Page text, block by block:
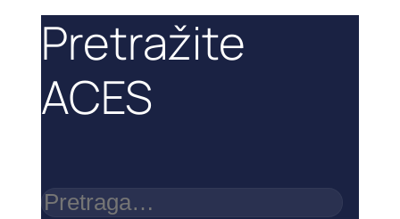
Pretražite
ACES
Pretraga